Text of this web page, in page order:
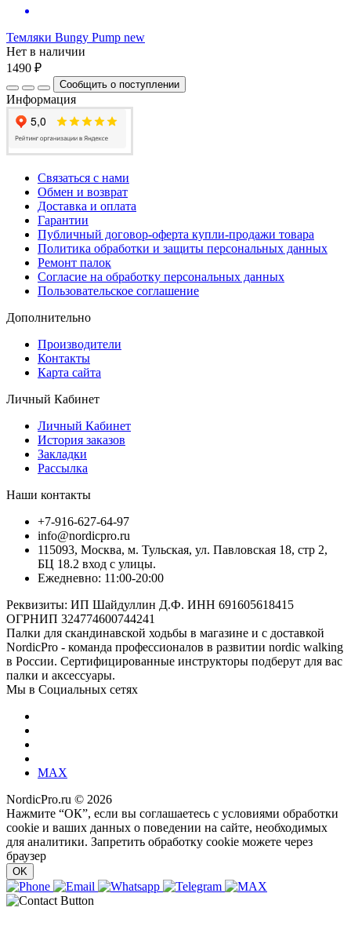
Темляки Bungy Pump new
Нет в наличии
1490 ₽
Сообщить о поступлении
Информация
Связаться с нами
Обмен и возврат
Доставка и оплата
Гарантии
Публичный договор-оферта купли-продажи товара
Политика обработки и защиты персональных данных
Ремонт палок
Согласие на обработку персональных данных
Пользовательское соглашение
Дополнительно
Производители
Контакты
Карта сайта
Личный Кабинет
Личный Кабинет
История заказов
Закладки
Рассылка
Наши контакты
+7-916-627-64-97
info@nordicpro.ru
115093, Москва, м. Тульская, ул. Павловская 18, стр 2,
БЦ 18.2 вход с улицы.
Ежедневно: 11:00-20:00
Реквизиты: ИП Шайдуллин Д.Ф. ИНН 691605618415
ОГРНИП 324774600744241
Палки для скандинавской ходьбы в магазине и с доставкой
NordicPro - команда профессионалов в развитии nordic walking
в России. Сертифицированные инструкторы подберут для вас
палки и аксессуары.
Мы в Социальных сетях
MAX
NordicPro.ru © 2026
Нажмите “ОК”, если вы соглашаетесь с условиями обработки
cookie и ваших данных о поведении на сайте, необходимых
для аналитики. Запретить обработку cookie можете через
браузер
OK